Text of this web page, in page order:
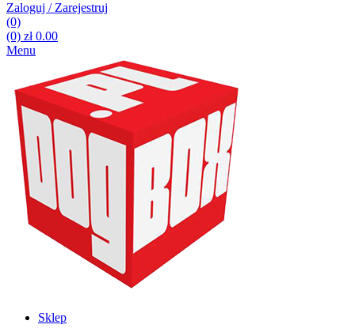
Zaloguj / Zarejestruj
(0)
(0) zł0.00
Menu
Sklep